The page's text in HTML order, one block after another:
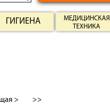
ГИГИЕНА
МЕДИЦИНСКАЯ
ТЕХНИКА
> >>